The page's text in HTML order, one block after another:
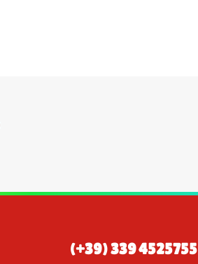
(+39) 339 4525755